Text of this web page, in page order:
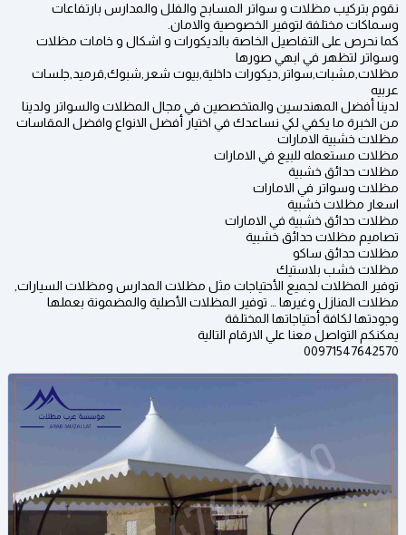
نقوم بتركيب مظلات و سواتر المسابح والفلل والمدارس بارتفاعات
وسماكات مختلفة لتوفير الخصوصية والامان.
كما نحرص على التفاصيل الخاصة بالديكورات و اشكال و خامات مظلات
وسواتر لتظهر في ابهي صورها
مظلات,مشبات,سواتر,ديكورات داخلية,بيوت شعر,شبوك,قرميد,جلسات
عربيه
لدينا أفضل المهندسين والمتخصصين في مجال المظلات والسواتر ولدينا
من الخبرة ما يكفي لكي نساعدك في اختيار أفضل الانواع وافضل المقاسات
مظلات خشبية الامارات
مظلات مستعمله للبيع في الامارات
مظلات حدائق خشبية
مظلات وسواتر في الامارات
اسعار مظلات خشبية
مظلات حدائق خشبية في الامارات
تصاميم مظلات حدائق خشبية
مظلات حدائق ساكو
مظلات خشب بلاستيك
توفير المظلات لجميع الأحتياجات مثل مظلات المدارس ومظلات السيارات,
مظلات المنازل وغيرها … توفير المظلات الأصلية والمضمونة بعملها
وجودتها لكافة أحتياجاتها المختلفة
يمكنكم التواصل معنا علي الارقام التالية
00971547642570